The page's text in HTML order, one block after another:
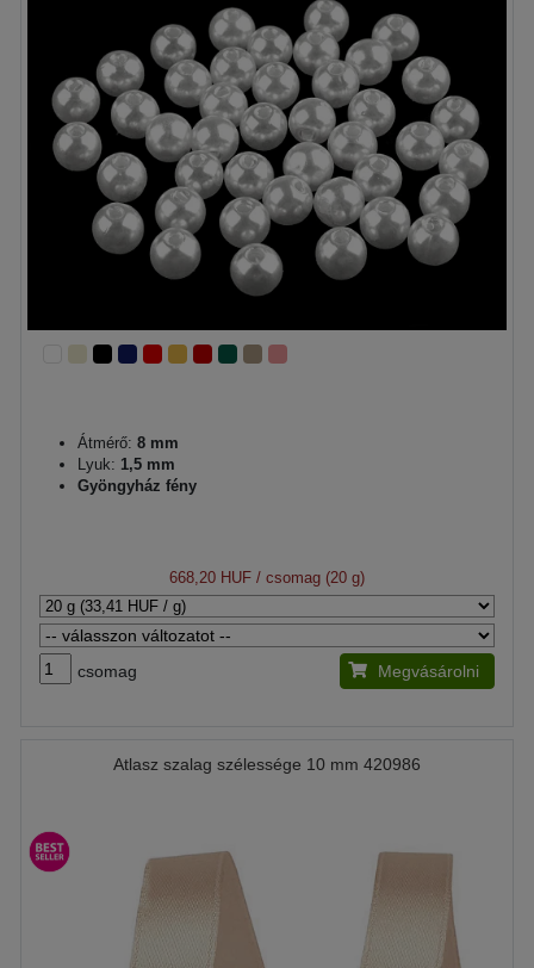
Átmérő: 8 mm
Lyuk: 1,5 mm
Gyöngyház fény
668,20 HUF / csomag (20 g)
csomag Megvásárolni
Atlasz szalag szélessége 10 mm 420986